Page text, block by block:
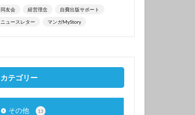
同友会 経営理念 自費出版サポート
ニュースレター マンガMyStory
カテゴリー
その他 13